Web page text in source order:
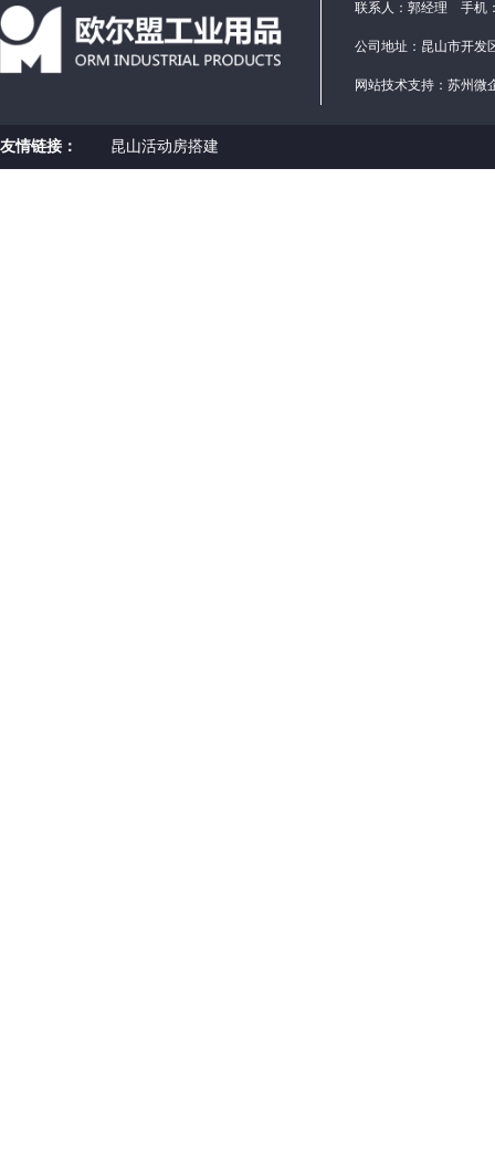
联系人：郭经理 手机
公司地址：昆山市开
网站技术支持： 苏州微
友情链接： 昆山活动房搭建